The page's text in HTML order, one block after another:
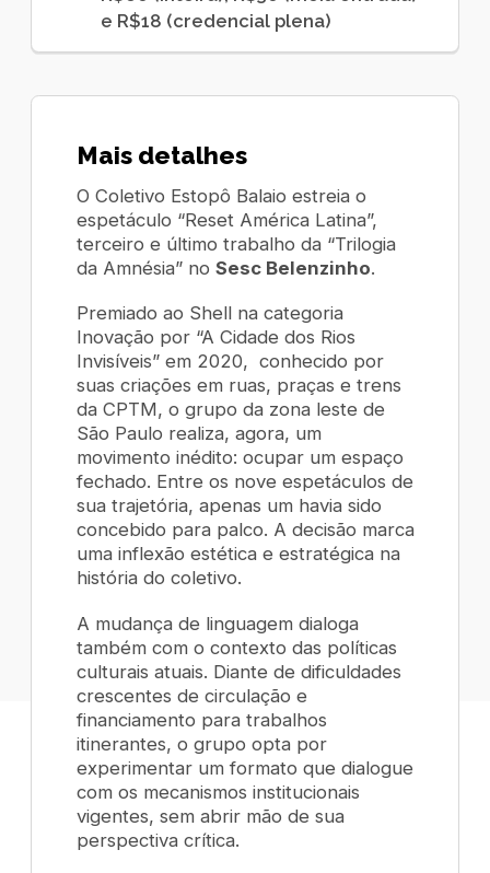
e R$18 (credencial plena)
Mais detalhes
O Coletivo Estopô Balaio estreia o
espetáculo “Reset América Latina”,
terceiro e último trabalho da “Trilogia
da Amnésia” noSesc Belenzinho.
Premiado ao Shell na categoria
Inovação por “A Cidade dos Rios
Invisíveis” em 2020, conhecido por
suas criações em ruas, praças e trens
da CPTM, o grupo da zona leste de
São Paulo realiza, agora, um
movimento inédito: ocupar um espaço
fechado. Entre os nove espetáculos de
sua trajetória, apenas um havia sido
concebido para palco. A decisão marca
uma inflexão estética e estratégica na
história do coletivo.
A mudança de linguagem dialoga
também com o contexto das políticas
culturais atuais. Diante de dificuldades
crescentes de circulação e
financiamento para trabalhos
itinerantes, o grupo opta por
experimentar um formato que dialogue
com os mecanismos institucionais
vigentes, sem abrir mão de sua
perspectiva crítica.